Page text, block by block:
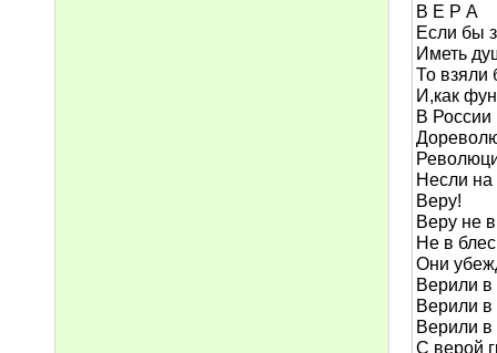
В Е Р А
Если бы
Иметь
То взяли
И,как
В России
Несли на
Веру!
Веру не
Не в
Они
Верили
Верили
Верили
С верой